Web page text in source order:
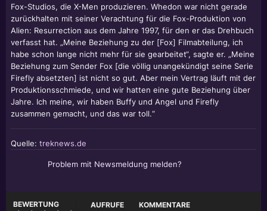
Fox-Studios, die X-Men produzieren. Whedon war nicht gerade
zurückhalten mit seiner Verachtung für die Fox-Produktion von
Alien: Resurrection aus dem Jahre 1997, für den er das Drehbuch
verfasst hat. „Meine Beziehung zu der [Fox] Filmabteilung, ich
habe schon lange nicht mehr für sie gearbeitet“, sagte er. „Meine
Beziehung zum Sender Fox [die völlig unangekündigt seine Serie
Firefly absetzten] ist nicht so gut. Aber mein Vertrag läuft mit der
Produktionsschmiede, und wir hatten eine gute Beziehung über
Jahre. Ich meine, wir haben Buffy und Angel und Firefly
zusammen gemacht, und das war toll.“
Quelle: treknews.de
Problem mit Newsmeldung melden?
BEWERTUNG AUFRUFE KOMMENTARE